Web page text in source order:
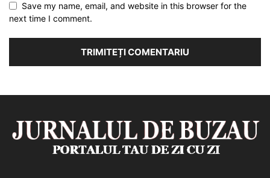
Save my name, email, and website in this browser for the
next time I comment.